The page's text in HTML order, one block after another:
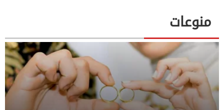
منوعات